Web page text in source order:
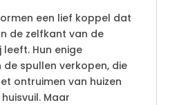
een lief koppel dat
de zelfkant van de
Hun enige
de spullen verkopen, die
ontruimen van huizen
Maar